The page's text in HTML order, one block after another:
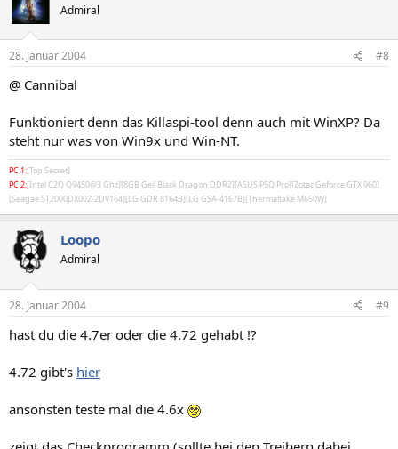
Admiral
28. Januar 2004 #8
@ Cannibal
Funktioniert denn das Killaspi-tool denn auch mit WinXP? Da
steht nur was von Win9x und Win-NT.
PC 1:[Top Secret]
PC 2:[Intel C2Q Q9450@3 Ghz][8GB Geil Black Dragon DDR2][ASUS P5Q Pro][Zotac Geforce GTX 960]
[Seagae ST2000DX002-2DV164][LG GDR 8164B][LG GSA-4167B][Thermaltake M650W]
Loopo
Admiral
28. Januar 2004 #9
hast du die 4.7er oder die 4.72 gehabt !?
4.72 gibt's hier
ansonsten teste mal die 4.6x